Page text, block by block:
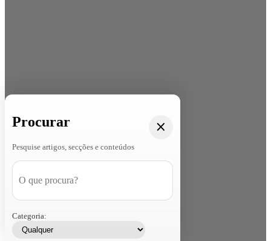
Procurar
Pesquise artigos, secções e conteúdos
Categoria: